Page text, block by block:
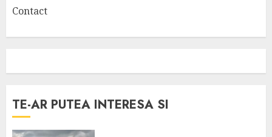
Contact
TE-AR PUTEA INTERESA SI